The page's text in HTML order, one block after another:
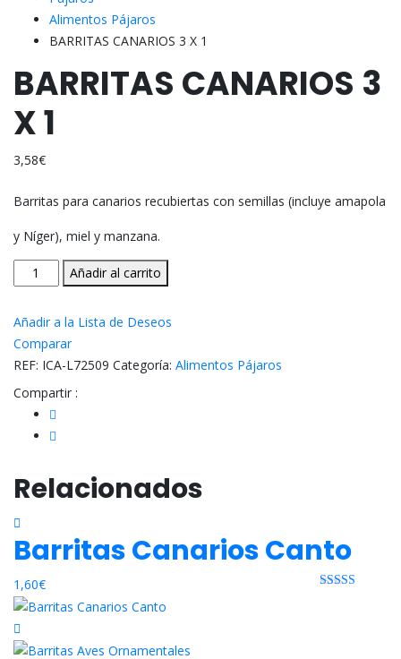
Alimentos Pájaros
BARRITAS CANARIOS 3 X 1
BARRITAS CANARIOS 3
X 1
3,58€
Barritas para canarios recubiertas con semillas (incluye amapola
y Níger), miel y manzana.
BARRITAS
CANARIOS
Añadir al carrito
Añadir a la Lista de Deseos
Comparar
REF: ICA-L72509 Categoría: Alimentos Pájaros
Compartir :
Relacionados
Barritas Canarios Canto
1,60€